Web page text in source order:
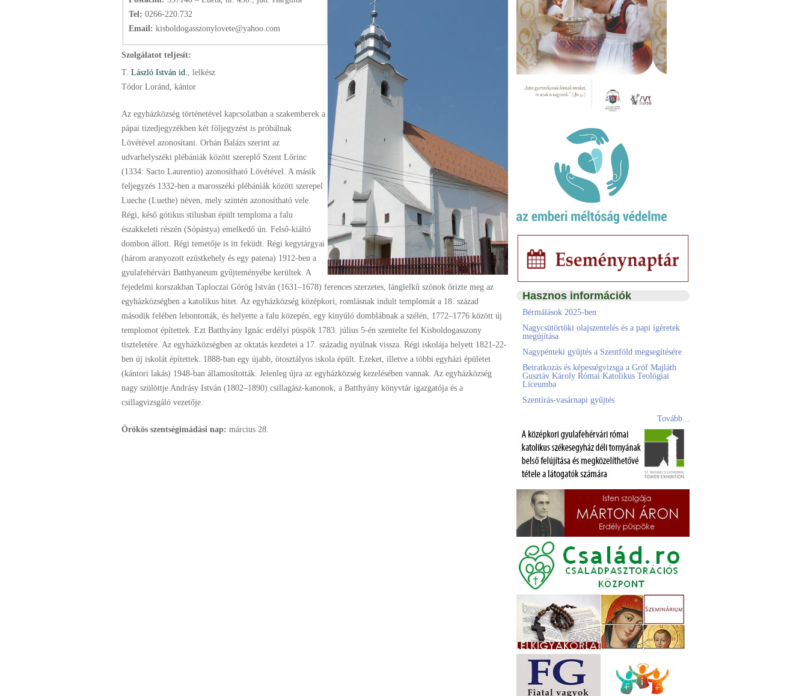
Tel: 0266-220.732
Email: kisboldogasszonylovete@yahoo.com
Szolgálatot teljesít:
T. László István id.
, lelkész
Tódor Loránd, kántor
Az egyházközség történetével kapcsolatban a szakemberek a
pápai tizedjegyzékben két följegyzést is próbálnak
Lövétével azonosítani. Orbán Balázs szerint az
udvarhelyszéki plébániák között szereplő Szent Lőrinc
(1334: Sacto Laurentio) azonosítható Lövétével. A másik
feljegyzés 1332-ben a marosszéki plébániák között szerepel
Lueche (Luethe) néven, mely szintén azonosítható vele.
Régi, késő gótikus stílusban épült temploma a falu
északkeleti részén (Sópástya) emelkedő ún. Felső-kiáltó
dombon állott. Régi temetője is itt feküdt. Régi kegytárgyai
(három aranyozott ezüstkehely és egy patena) 1912-ben a
gyulafehérvári Batthyaneum gyűjteményébe kerültek. A
fejedelmi korszakban Taploczai Görög István (1631–1678) ferences szerzetes, lánglelkű szónok őrizte meg az
egyházközségben a katolikus hitet. Az egyházközség középkori, romlásnak indult templomát a 18. század
második felében lebontották, és helyette a falu közepén, egy kinyúló domblábnak a szélén, 1772–1776 között új
templomot építettek. Ezt Batthyány Ignác erdélyi püspök 1783. július 5-én szentelte fel Kisboldogasszony
tiszteletére. Az egyházközségben az oktatás kezdetei a 17. századig nyúlnak vissza. Régi iskolája helyett 1821-22-
ben új iskolát építettek. 1888-ban egy újabb, ötosztályos iskola épült. Ezeket, illetve a többi egyházi épületet
(kántori lakás) 1948-ban államosították. Jelenleg újra az egyházközség kezelésében vannak. Az egyházközség
nagy szülöttje Andrásy István (1802–1890) csillagász-kanonok, a Batthyány könyvtár igazgatója és a
csillagvizsgáló vezetője.
Örökös szentségimádási nap: március 28.
Hasznos információk
Bérmálások 2025-ben
Nagycsütörtöki olajszentelés és a papi ígéretek
megújítása
Nagypénteki gyűjtés a Szentföld megsegítésére
Beiratkozás és képességvizsga a Gróf Majláth
Gusztáv Károly Római Katolikus Teológiai
Líceumba
Szentírás-vasárnapi gyűjtés
Tovább...